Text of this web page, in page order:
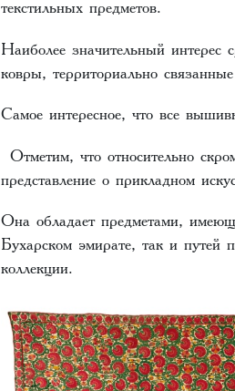
текстильных предметов.
Наиболее значительный
ковры, территориально
Самое интересное, что все
Отметим, что относительно
представление о прикладном
Она обладает предметами,
Бухарском эмирате, так и путей
коллекции.